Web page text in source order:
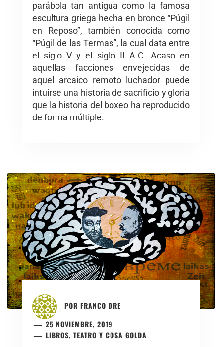
parábola tan antigua como la famosa
escultura griega hecha en bronce “Púgil
en Reposo”, también conocida como
“Púgil de las Termas”, la cual data entre
el siglo V y el siglo II A.C. Acaso en
aquellas facciones envejecidas de
aquel arcaico remoto luchador puede
intuirse una historia de sacrificio y gloria
que la historia del boxeo ha reproducido
de forma múltiple.
POR FRANCO DRE
25 NOVIEMBRE, 2019
LIBROS, TEATRO Y COSA GOLDA